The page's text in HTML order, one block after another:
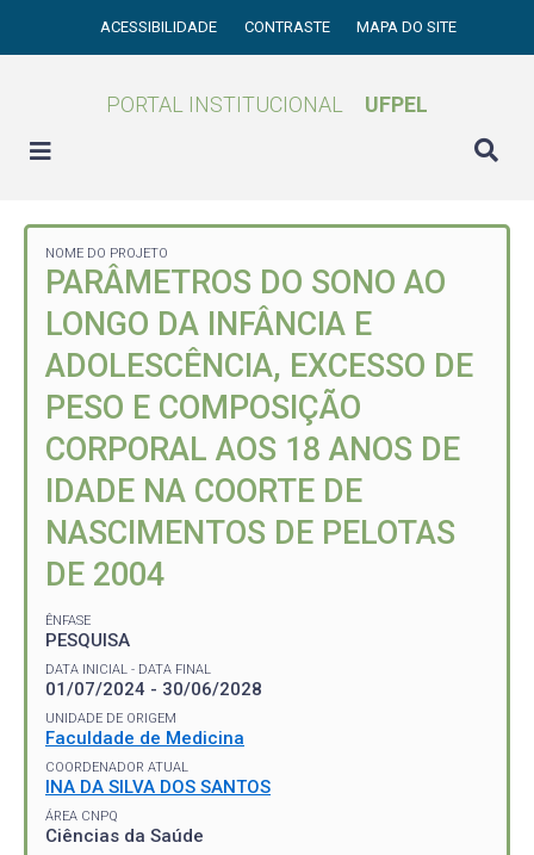
ACESSIBILIDADE CONTRASTE MAPA DO SITE
PORTAL INSTITUCIONAL UFPEL
NOME DO PROJETO
PARÂMETROS DO SONO AO
LONGO DA INFÂNCIA E
ADOLESCÊNCIA, EXCESSO DE
PESO E COMPOSIÇÃO
CORPORAL AOS 18 ANOS DE
IDADE NA COORTE DE
NASCIMENTOS DE PELOTAS
DE 2004
ÊNFASE
PESQUISA
DATA INICIAL - DATA FINAL
01/07/2024 - 30/06/2028
UNIDADE DE ORIGEM
Faculdade de Medicina
COORDENADOR ATUAL
INA DA SILVA DOS SANTOS
ÁREA CNPQ
Ciências da Saúde